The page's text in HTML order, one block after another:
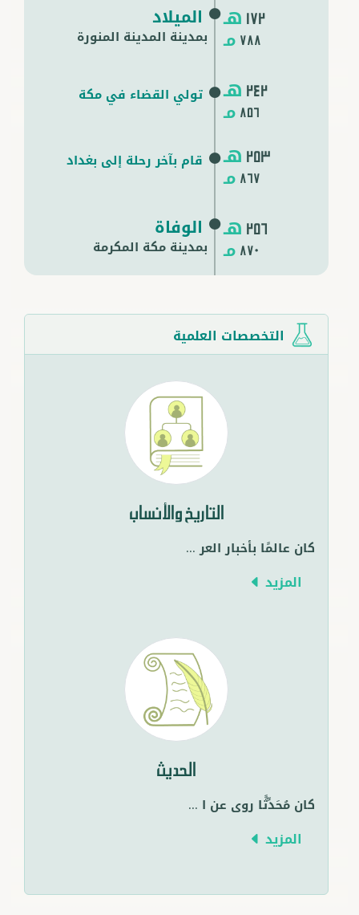
هـ 172
مـ 788
الميلاد
بمدينة المدينة المنورة
هـ 242
مـ 856
تولي القضاء في مكة
هـ 253
مـ 867
قام بآخر رحلة إلى بغداد
هـ 256
مـ 870
الوفاة
بمدينة مكة المكرمة
التخصصات العلمية
التاريخ والأنساب
كان عالمًا بأخبار العر...
المزيد
الحديث
كان مُحَدِّثًا روى عن ا ...
المزيد